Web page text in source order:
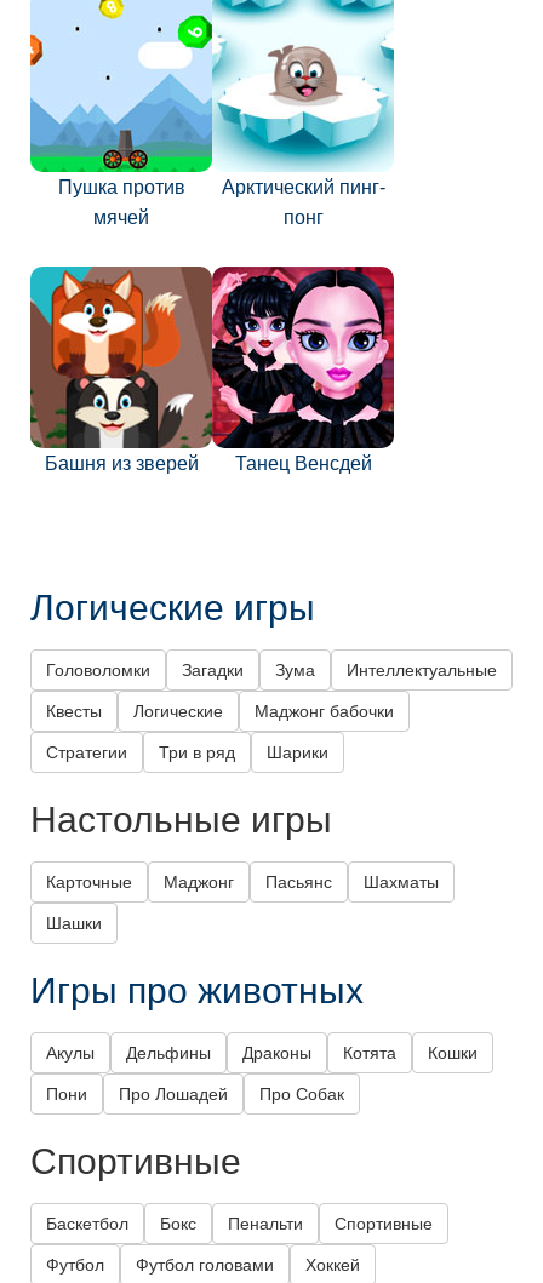
Пушка против
мячей
Арктический пинг-
понг
Башня из зверей Танец Венсдей
Логические игры
Головоломки Загадки Зума Интеллектуальные
Квесты Логические Маджонг бабочки
Стратегии Три в ряд Шарики
Настольные игры
Карточные Маджонг Пасьянс Шахматы
Шашки
Игры про животных
Акулы Дельфины Драконы Котята Кошки
Пони Про Лошадей Про Собак
Спортивные
Баскетбол Бокс Пенальти Спортивные
Футбол Футбол головами Хоккей